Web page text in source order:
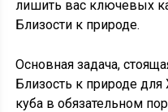
лишить вас ключевых
Близости к природе.
Основная задача,
Близость к природе
куба в обязательном